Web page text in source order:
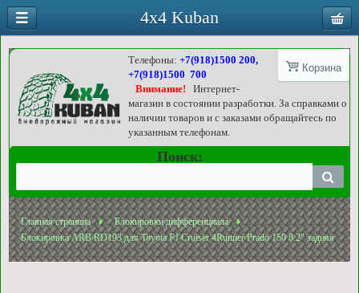
Корзина
Телефоны:+7(918)1500 200,
+7(918)1500 700
Внимание!
Интернет-
магазин в состоянии разработки. За справками о
наличии товаров и с заказами обращайтесь по
указанным телефонам.
Поиск:
Главная страница
Блокировки дифференциала
Блокировка ARB RD193 для Toyota FJ Cruiser 4Runner Prado 150 8.2" задняя
4x4 Kuban